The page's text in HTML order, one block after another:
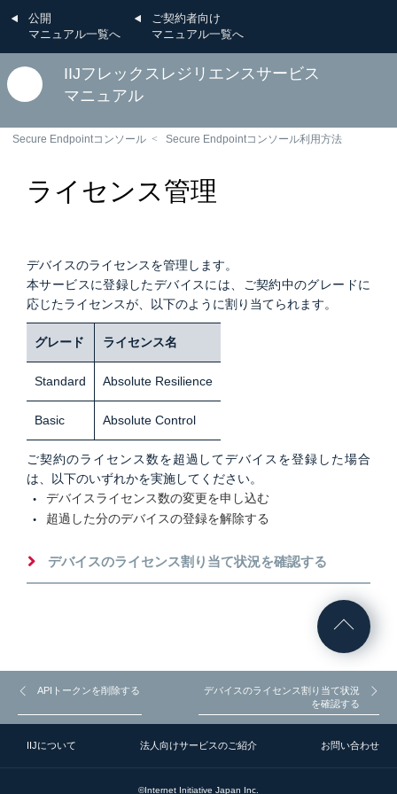
公開
マニュアル一覧へ
ご契約者向け
マニュアル一覧へ
IIJフレックスレジリエンスサービス
マニュアル
Secure Endpointコンソール Secure Endpointコンソール利用方法
ライセンス管理
デバイスのライセンスを管理します。
本サービスに登録したデバイスには、ご契約中のグレードに
応じたライセンスが、以下のように割り当てられます。
グレード ライセンス名
Standard Absolute Resilience
Basic Absolute Control
ご契約のライセンス数を超過してデバイスを登録した場合
は、以下のいずれかを実施してください。
デバイスライセンス数の変更を申し込む
超過した分のデバイスの登録を解除する
デバイスのライセンス割り当て状況を確認する
APIトークンを削除する
デバイスのライセンス割り当て状況
を確認する
IIJについて 法人向けサービスのご紹介 お問い合わせ
©Internet Initiative Japan Inc.